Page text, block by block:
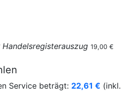
19,00 €
Service beträgt: 22,61 € (inkl.